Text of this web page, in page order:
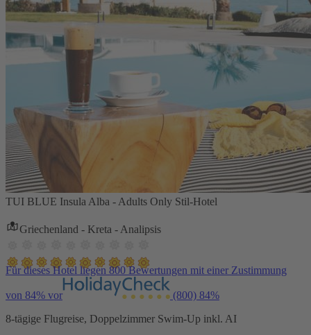
TUI BLUE Insula Alba - Adults Only Stil-Hotel
Griechenland - Kreta - Analipsis
Für dieses Hotel liegen 800 Bewertungen mit einer Zustimmung
von 84% vor (800) 84%
8-tägige Flugreise, Doppelzimmer Swim-Up inkl. AI